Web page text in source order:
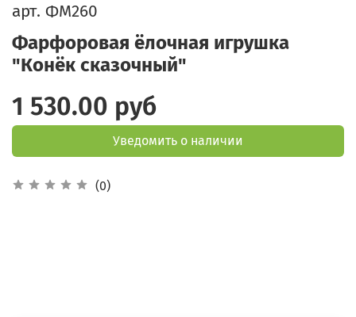
арт. ФМ260
Фарфоровая ёлочная игрушка
"Конёк сказочный"
(0)
1 530.00 руб
Уведомить о наличии